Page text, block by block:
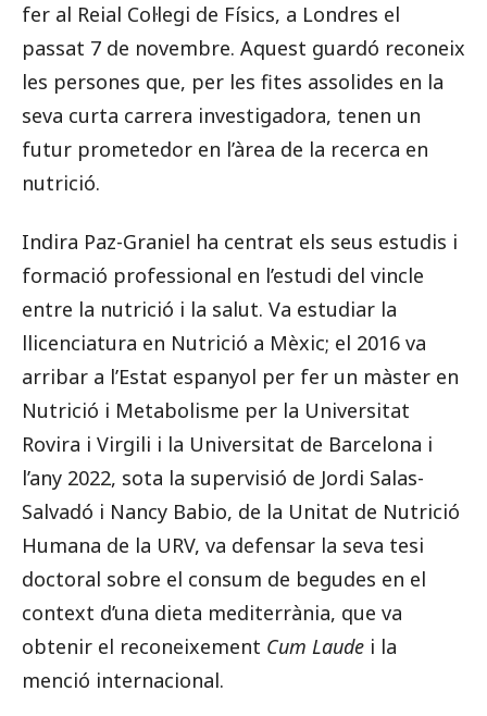
fer al Reial Col·legi de Físics, a Londres el
passat 7 de novembre. Aquest guardó reconeix
les persones que, per les fites assolides en la
seva curta carrera investigadora, tenen un
futur prometedor en l’àrea de la recerca en
nutrició.
Indira Paz-Graniel ha centrat els seus estudis i
formació professional en l’estudi del vincle
entre la nutrició i la salut. Va estudiar la
llicenciatura en Nutrició a Mèxic; el 2016 va
arribar a l’Estat espanyol per fer un màster en
Nutrició i Metabolisme per la Universitat
Rovira i Virgili i la Universitat de Barcelona i
l’any 2022, sota la supervisió de Jordi Salas-
Salvadó i Nancy Babio, de la Unitat de Nutrició
Humana de la URV, va defensar la seva tesi
doctoral sobre el consum de begudes en el
context d’una dieta mediterrània, que va
obtenir el reconeixement Cum Laude i la
menció internacional.